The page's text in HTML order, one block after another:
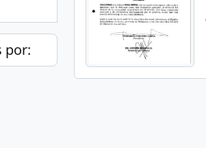
por: